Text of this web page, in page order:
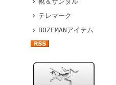
テレマーク
BOZEMANアイテム